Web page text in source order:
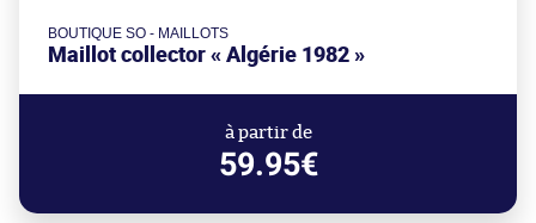
BOUTIQUE SO - MAILLOTS
Maillot collector « Algérie 1982 »
à partir de
59.95€